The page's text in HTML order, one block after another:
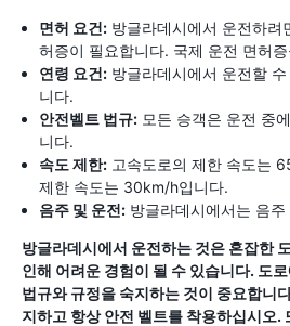
면허 요건: 방글라데시에서 운전하려
허증이 필요합니다. 국제 운전 면허
연령 요건: 방글라데시에서 운전할
니다.
안전벨트 법규: 모든 승객은 운전 중
니다.
속도 제한: 고속도로의 제한 속도는
제한 속도는 30km/h입니다.
음주 및 운전: 방글라데시에서는 음
방글라데시에서 운전하는 것은 혼잡한
인해 어려운 경험이 될 수 있습니다. 도
법규와 규정을 숙지하는 것이 중요합니
지하고 항상 안전 벨트를 착용하십시오.